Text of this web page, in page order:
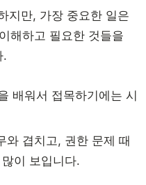
지만, 가장 중요한 일은
해하고 필요한 것들을
.
배워서 접목하기에는 시
와 겹치고, 권한 문제 때
이 보입니다.